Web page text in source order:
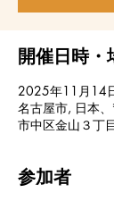
開催日時・
2025年11月14
名古屋市, 日本
市中区金山３丁
参加者